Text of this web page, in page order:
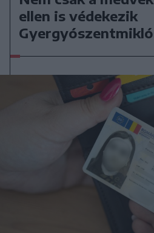
ellen is védekezik